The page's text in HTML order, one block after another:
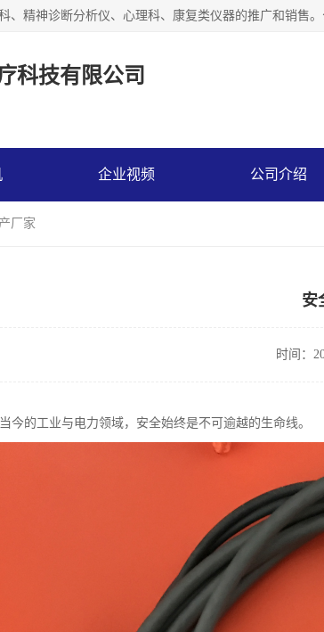
科技有限公司
企业视频 公司介绍
厂家
安
时间：
今的工业与电力领域，安全始终是不可逾越的生命线。